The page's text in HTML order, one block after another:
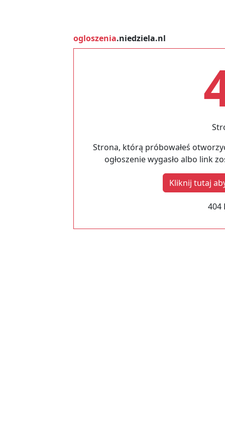
ogloszenia.niedziela.nl
Strona, którą próbowałeś
ogłoszenie wygasło albo link
Kliknij tutaj
404